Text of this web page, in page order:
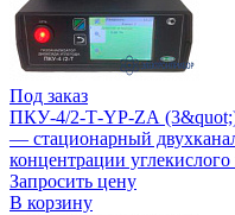
Под заказ
ПКУ-4/2-Т-YР-ZА
— стационарный
концентрации
Запросить цену
В корзину